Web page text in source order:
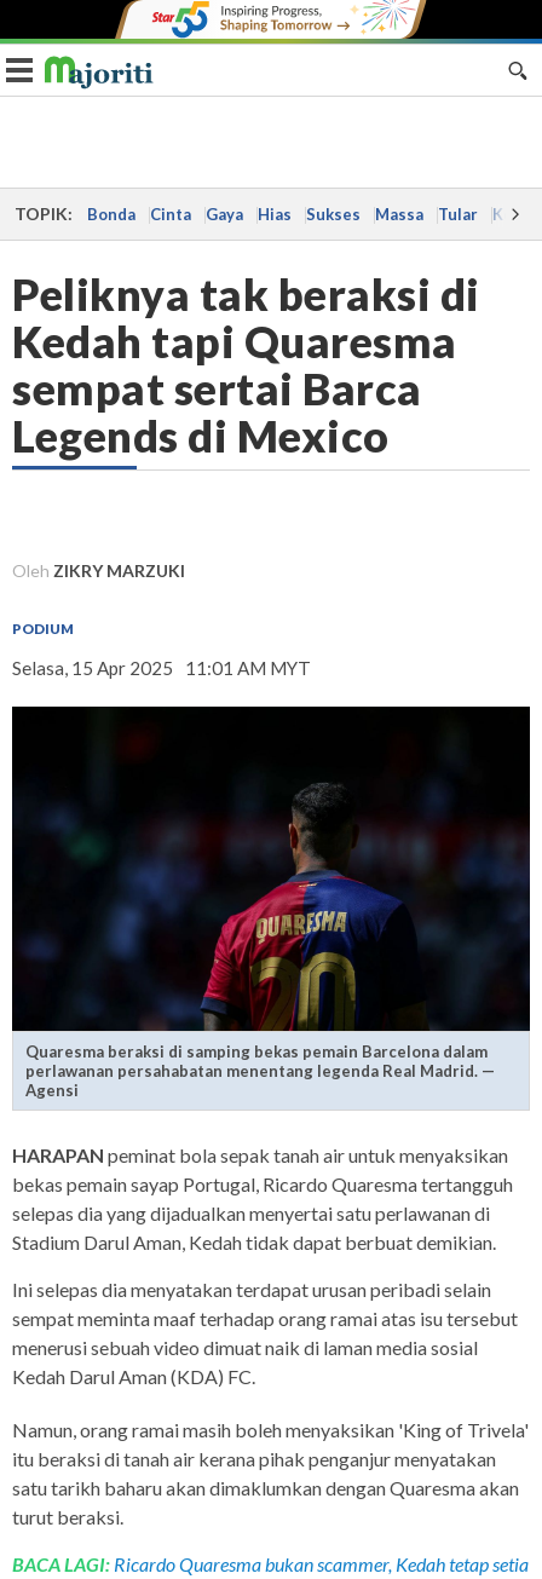
Toggle navigation
TOPIK: Bonda Cinta Gaya Hias Sukses Massa Tular Kes
Peliknya tak beraksi di
Kedah tapi Quaresma
sempat sertai Barca
Legends di Mexico
Oleh ZIKRY MARZUKI
PODIUM
Selasa, 15 Apr 2025 11:01 AM MYT
Quaresma beraksi di samping bekas pemain Barcelona dalam
perlawanan persahabatan menentang legenda Real Madrid. —
Agensi
HARAPAN peminat bola sepak tanah air untuk menyaksikan
bekas pemain sayap Portugal, Ricardo Quaresma tertangguh
selepas dia yang dijadualkan menyertai satu perlawanan di
Stadium Darul Aman, Kedah tidak dapat berbuat demikian.
Ini selepas dia menyatakan terdapat urusan peribadi selain
sempat meminta maaf terhadap orang ramai atas isu tersebut
menerusi sebuah video dimuat naik di laman media sosial
Kedah Darul Aman (KDA) FC.
Namun, orang ramai masih boleh menyaksikan 'King of Trivela'
itu beraksi di tanah air kerana pihak penganjur menyatakan
satu tarikh baharu akan dimaklumkan dengan Quaresma akan
turut beraksi.
BACA LAGI: Ricardo Quaresma bukan scammer, Kedah tetap setia